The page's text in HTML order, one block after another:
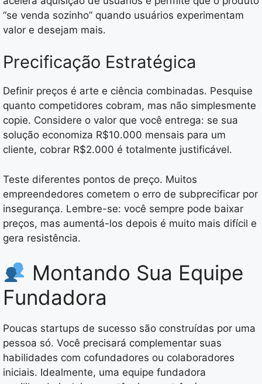
“se venda sozinho” quando usuários experimentam
valor e desejam mais.
Precificação Estratégica
Definir preços é arte e ciência combinadas. Pesquise
quanto competidores cobram, mas não simplesmente
copie. Considere o valor que você entrega: se sua
solução economiza R$10.000 mensais para um
cliente, cobrar R$2.000 é totalmente justificável.
Teste diferentes pontos de preço. Muitos
empreendedores cometem o erro de subprecificar por
insegurança. Lembre-se: você sempre pode baixar
preços, mas aumentá-los depois é muito mais difícil e
gera resistência.
Montando Sua Equipe
Fundadora
Poucas startups de sucesso são construídas por uma
pessoa só. Você precisará complementar suas
habilidades com cofundadores ou colaboradores
iniciais. Idealmente, uma equipe fundadora